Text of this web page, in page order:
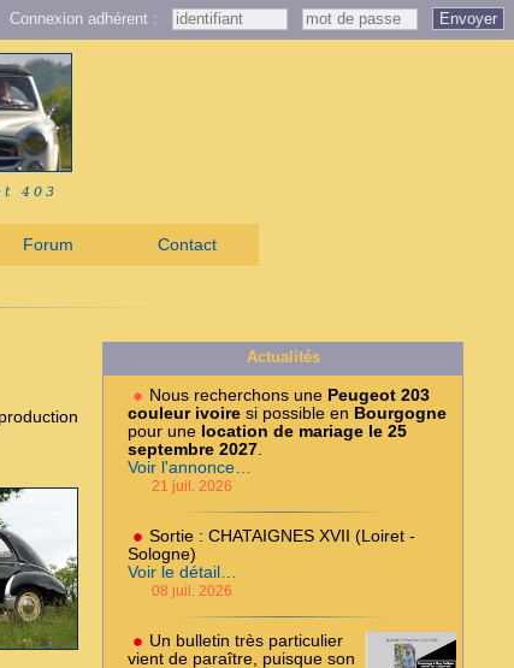
Connexion adhérent : Envoyer
Forum Contact
Actualités
Nous recherchons une Peugeot 203
couleur ivoire si possible en Bourgogne
pour une location de mariage le 25
septembre 2027.
Voir l'annonce…
21 juil. 2026
Sortie : CHATAIGNES XVII (Loiret -
Sologne)
Voir le détail…
08 juil. 2026
Un bulletin très particulier
vient de paraître, puisque son